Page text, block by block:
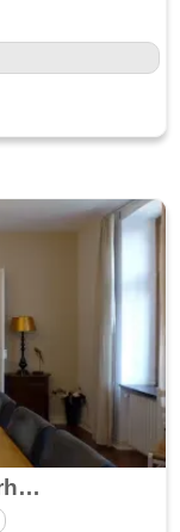
Ferienhaus Ehemaliges Pfarrhaus in Bremm